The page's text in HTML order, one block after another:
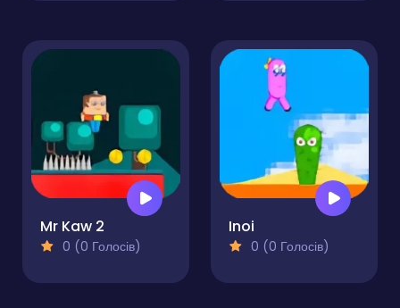
Mr Kaw 2
0 (0 Голосів)
Inoi
0 (0 Голосів)